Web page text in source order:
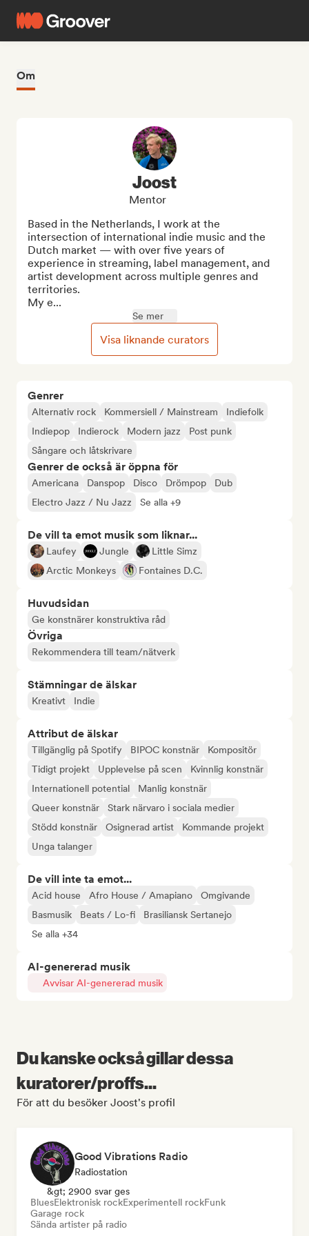
Om
Genrer
Alternativ rock Kommersiell / Mainstream
Indiefolk
Indiepop
Indierock Modern jazz
Post punk
Sångare och låtskrivare
Genrer de också är öppna för
Americana Danspop Disco Drömpop
Dub
Electro Jazz / Nu Jazz
Se alla +9
De vill ta emot musik som liknar...
Laufey Jungle
Little Simz
Arctic Monkeys
Fontaines D.C.
Huvudsidan
Ge konstnärer konstruktiva råd
Övriga
Rekommendera till team/nätverk
Stämningar de älskar
Kreativt Indie
Attribut de älskar
Tillgänglig på Spotify BIPOC konstnär
Kompositör
Tidigt projekt
Upplevelse på scen
Kvinnlig konstnär
Internationell potential
Manlig konstnär
Queer konstnär
Stark närvaro i sociala medier
Stödd konstnär
Osignerad artist
Kommande projekt
Unga talanger
De vill inte ta emot...
Acid house Afro House / Amapiano
Omgivande
Basmusik
Beats / Lo-fi
Brasiliansk Sertanejo
Se alla +34
AI-genererad musik
Avvisar AI-genererad musik
Joost
Mentor
Based in the Netherlands, I work at the
intersection of international indie music and the
Dutch market — with over five years of
experience in streaming, label management, and
artist development across multiple genres and
territories.
My e...
Se mer
Visa liknande curators
Du kanske också gillar dessa
kuratorer/proffs...
För att du besöker Joost's profil
Good Vibrations Radio
Radiostation
&gt; 2900 svar ges
BluesElektronisk rockExperimentell rockFunk
Garage rock
Sända artister på radio